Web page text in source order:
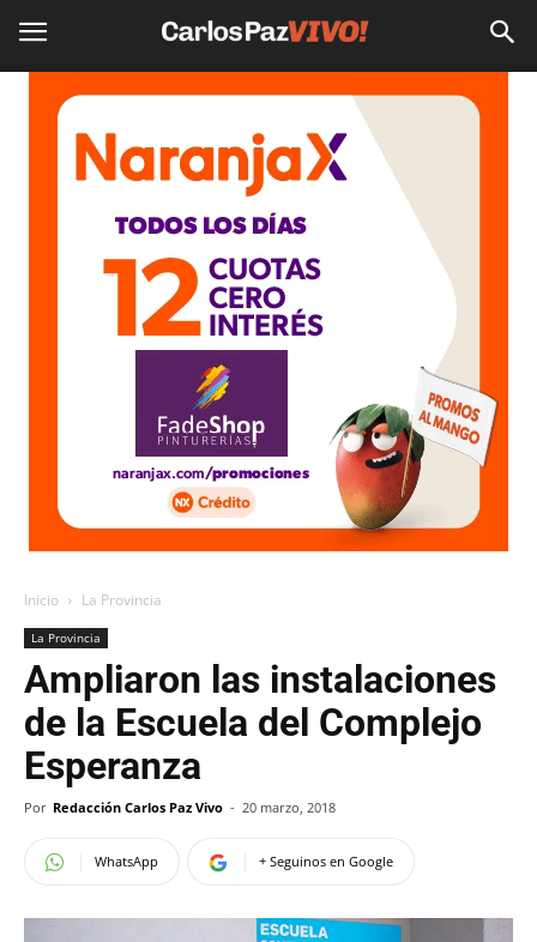
Inicio La Provincia
La Provincia
Ampliaron las instalaciones
de la Escuela del Complejo
Esperanza
Por Redacción Carlos Paz Vivo - 20 marzo, 2018
WhatsApp + Seguinos en Google